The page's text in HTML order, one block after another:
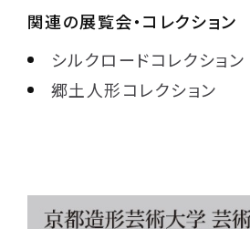
関連の展覧会・コレクション
シルクロードコレクション
郷土人形コレクション